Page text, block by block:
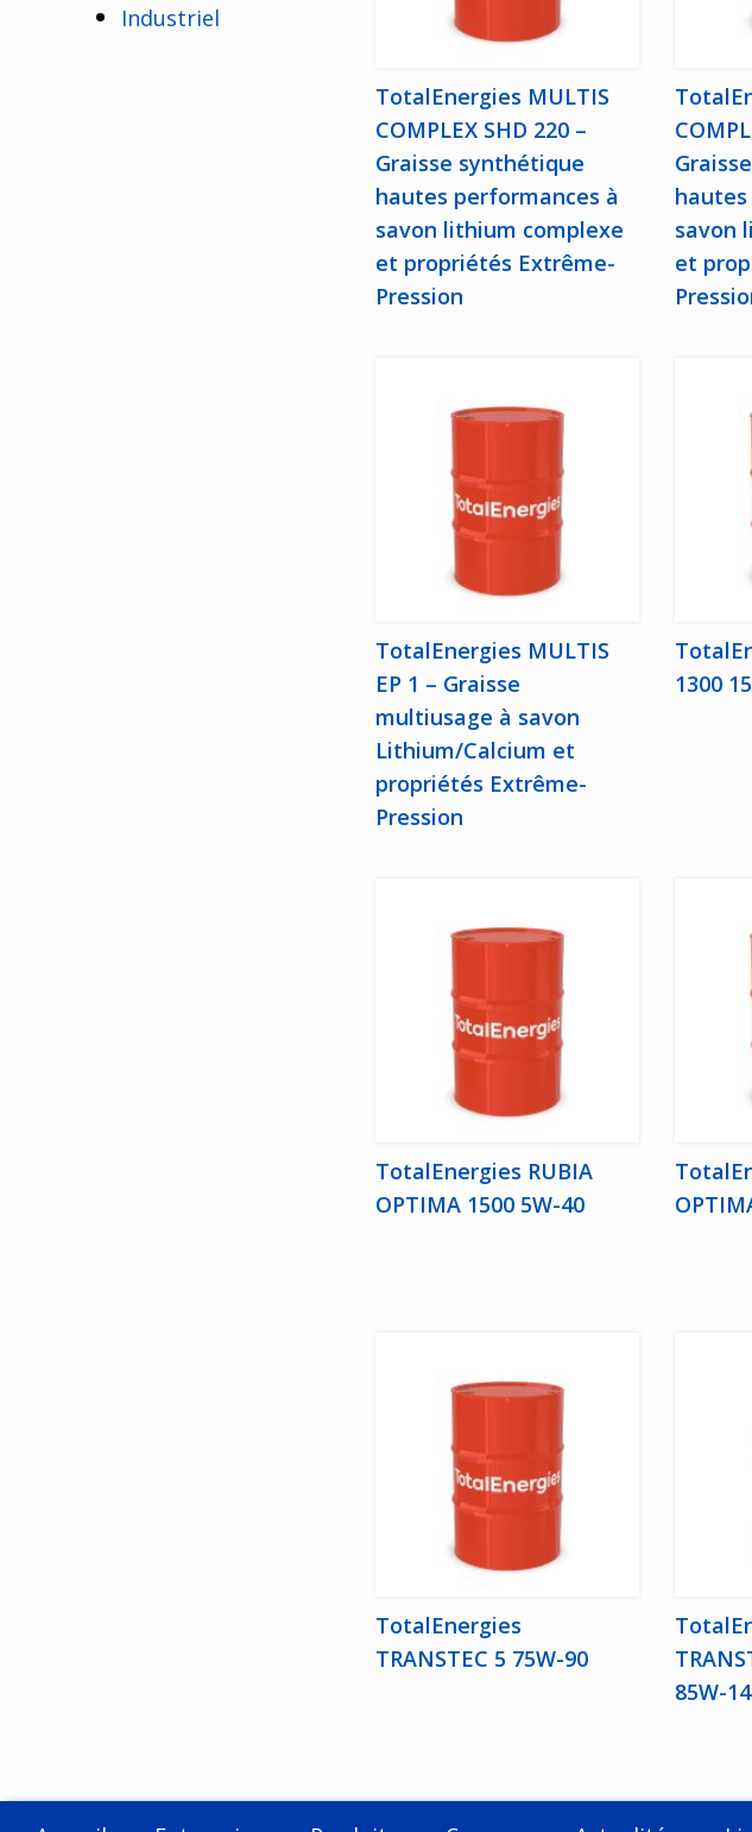
Industriel
TotalEnergies MULTIS
COMPLEX SHD 220 –
Graisse synthétique
hautes performances à
savon lithium complexe
et propriétés Extrême-
Pression
savon
et
TotalEnergies MULTIS
EP 1 – Graisse
multiusage à savon
Lithium/Calcium et
propriétés Extrême-
Pression
1300
TotalEnergies RUBIA
OPTIMA 1500 5W-40
TotalEnergies
TRANSTEC 5 75W-90
85W-